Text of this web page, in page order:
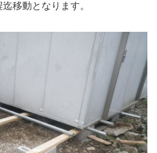
移動となります。